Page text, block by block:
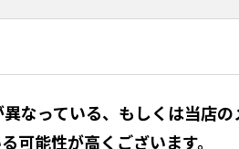
なっている、もしくは当店
可能性が高くございます。